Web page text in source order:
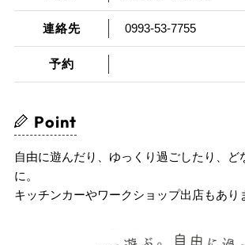
連絡先 0993-53-7755
予約
Point
自由に遊んだり、ゆっくり過ごしたり、ど
に。
キッチンカーやワークショップ出店もあり